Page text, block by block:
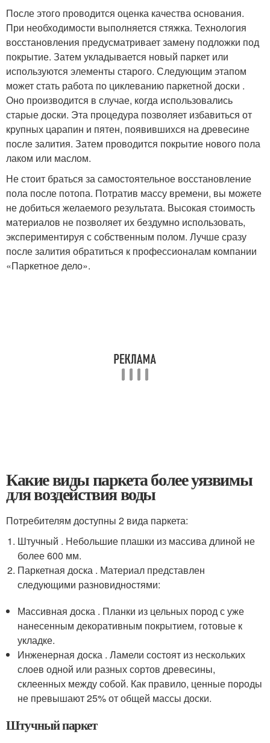
После этого проводится оценка качества основания.
При необходимости выполняется стяжка. Технология
восстановления предусматривает замену подложки под
покрытие. Затем укладывается новый паркет или
используются элементы старого. Следующим этапом
может стать работа по циклеванию паркетной доски .
Оно производится в случае, когда использовались
старые доски. Эта процедура позволяет избавиться от
крупных царапин и пятен, появившихся на древесине
после залития. Затем проводится покрытие нового пола
лаком или маслом.
Не стоит браться за самостоятельное восстановление
пола после потопа. Потратив массу времени, вы можете
не добиться желаемого результата. Высокая стоимость
материалов не позволяет их бездумно использовать,
экспериментируя с собственным полом. Лучше сразу
после залития обратиться к профессионалам компании
«Паркетное дело».
Какие виды паркета более уязвимы
для воздействия воды
Потребителям доступны 2 вида паркета:
Штучный . Небольшие плашки из массива длиной не
более 600 мм.
Паркетная доска . Материал представлен
следующими разновидностями:
Массивная доска . Планки из цельных пород с уже
нанесенным декоративным покрытием, готовые к
укладке.
Инженерная доска . Ламели состоят из нескольких
слоев одной или разных сортов древесины,
склеенных между собой. Как правило, ценные породы
не превышают 25% от общей массы доски.
Штучный паркет